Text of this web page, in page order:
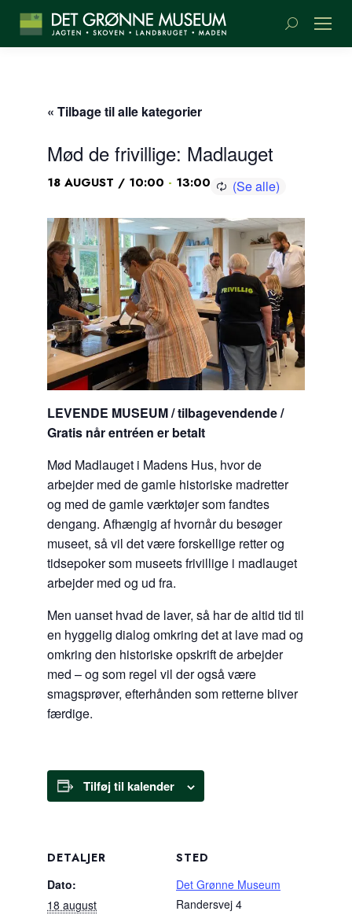
Søge:
« Tilbage til alle kategorier
Mød de frivillige: Madlauget
18 AUGUST / 10:00 - 13:00
LEVENDE MUSEUM / tilbagevendende /
Gratis når entréen er betalt
Mød Madlauget i Madens Hus, hvor de
arbejder med de gamle historiske madretter
og med de gamle værktøjer som fandtes
dengang. Afhængig af hvornår du besøger
museet, så vil det være forskellige retter og
tidsepoker som museets frivillige i madlauget
arbejder med og ud fra.
Men uanset hvad de laver, så har de altid tid til
en hyggelig dialog omkring det at lave mad og
omkring den historiske opskrift de arbejder
med – og som regel vil der også være
smagsprøver, efterhånden som retterne bliver
færdige.
Tilføj til kalender
DETALJER
Dato:
18 august
STED
Det Grønne Museum
Randersvej 4